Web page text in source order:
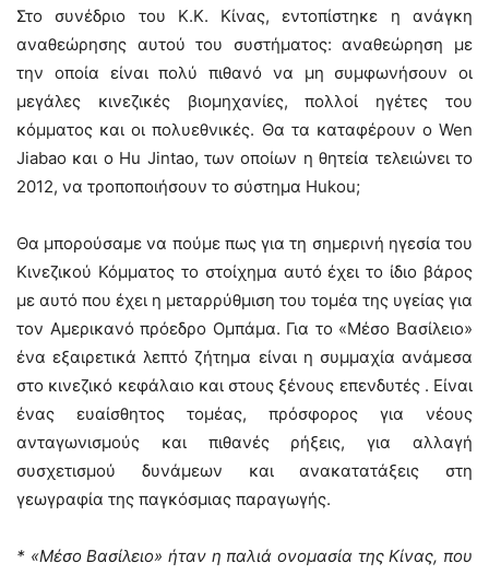
Στο συνέδριο του Κ.Κ. Κίνας, εντοπίστηκε η ανάγκη
αναθεώρησης αυτού του συστήματος: αναθεώρηση με
την οποία είναι πολύ πιθανό να μη συμφωνήσουν οι
μεγάλες κινεζικές βιομηχανίες, πολλοί ηγέτες του
κόμματος και οι πολυεθνικές. Θα τα καταφέρουν ο Wen
Jiabao και ο Hu Jintao, των οποίων η θητεία τελειώνει το
2012, να τροποποιήσουν το σύστημα Hukou;
Θα μπορούσαμε να πούμε πως για τη σημερινή ηγεσία του
Κινεζικού Κόμματος το στοίχημα αυτό έχει το ίδιο βάρος
με αυτό που έχει η μεταρρύθμιση του τομέα της υγείας για
τον Αμερικανό πρόεδρο Ομπάμα. Για το «Μέσο Βασίλειο»
ένα εξαιρετικά λεπτό ζήτημα είναι η συμμαχία ανάμεσα
στο κινεζικό κεφάλαιο και στους ξένους επενδυτές . Είναι
ένας ευαίσθητος τομέας, πρόσφορος για νέους
ανταγωνισμούς και πιθανές ρήξεις, για αλλαγή
συσχετισμού δυνάμεων και ανακατατάξεις στη
γεωγραφία της παγκόσμιας παραγωγής.
* «Μέσο Βασίλειο» ήταν η παλιά ονομασία της Κίνας, που